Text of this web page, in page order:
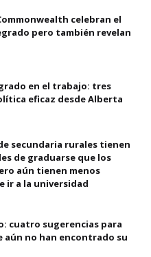
celebran el
pero también revelan
en el trabajo: tres
eficaz desde Alberta
secundaria rurales tienen
de graduarse que los
aún tienen menos
ir a la universidad
cuatro sugerencias para
aún no han encontrado su